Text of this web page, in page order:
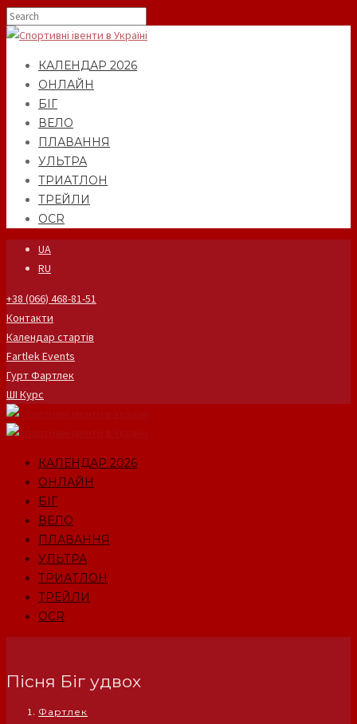
КАЛЕНДАР 2026
ОНЛАЙН
БІГ
ВЕЛО
ПЛАВАННЯ
УЛЬТРА
ТРИАТЛОН
ТРЕЙЛИ
OCR
UA
RU
+38 (066) 468-81-51
Контакти
Календар стартів
Fartlek Events
Гурт Фартлек
ШІ Курс
КАЛЕНДАР 2026
ОНЛАЙН
БІГ
ВЕЛО
ПЛАВАННЯ
УЛЬТРА
ТРИАТЛОН
ТРЕЙЛИ
OCR
Пісня Біг удвох
Фартлек